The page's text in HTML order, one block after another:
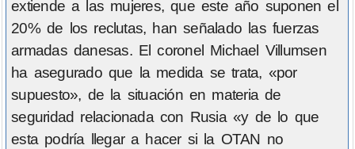
extiende a las mujeres, que este año suponen el
20% de los reclutas, han señalado las fuerzas
armadas danesas. El coronel Michael Villumsen
ha asegurado que la medida se trata, «por
supuesto», de la situación en materia de
seguridad relacionada con Rusia «y de lo que
esta podría llegar a hacer si la OTAN no